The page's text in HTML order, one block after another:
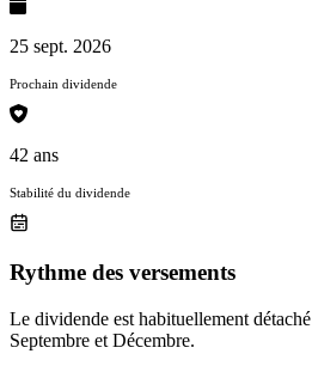
25 sept. 2026
Prochain dividende
42 ans
Stabilité du dividende
Rythme des versements
Le dividende est habituellement détaché
Septembre et Décembre.